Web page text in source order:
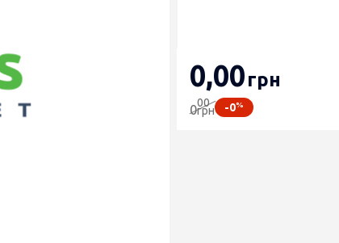
0,00грн
000
грн -0%